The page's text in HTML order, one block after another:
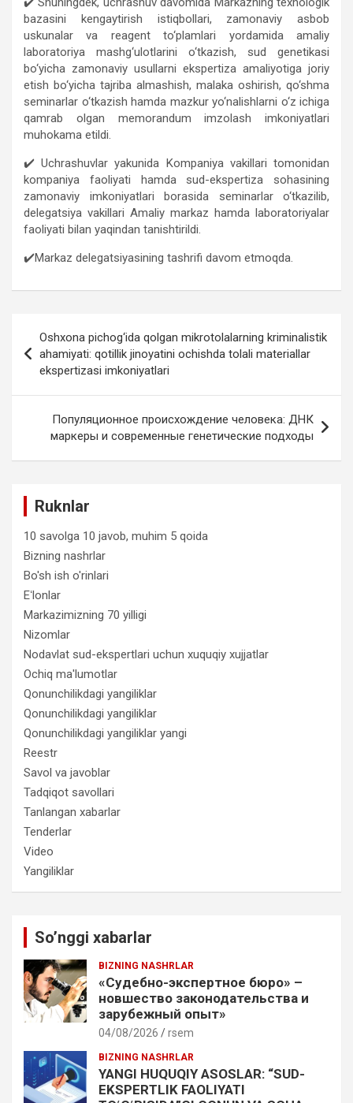
bazasini kengaytirish istiqbollari, zamonaviy asbob
uskunalar va reagent to‘plamlari yordamida amaliy
laboratoriya mashg‘ulotlarini o‘tkazish, sud genetikasi
bo‘yicha zamonaviy usullarni ekspertiza amaliyotiga joriy
etish bo‘yicha tajriba almashish, malaka oshirish, qo‘shma
seminarlar o‘tkazish hamda mazkur yo‘nalishlarni o‘z ichiga
qamrab olgan memorandum imzolash imkoniyatlari
muhokama etildi.
✔️ Uchrashuvlar yakunida Kompaniya vakillari tomonidan
kompaniya faoliyati hamda sud-ekspertiza sohasining
zamonaviy imkoniyatlari borasida seminarlar o‘tkazilib,
delegatsiya vakillari Amaliy markaz hamda laboratoriyalar
faoliyati bilan yaqindan tanishtirildi.
✔️Markaz delegatsiyasining tashrifi davom etmoqda.
navigation
Oshxona pichog‘ida qolgan mikrotolalarning kriminalistik
ahamiyati: qotillik jinoyatini ochishda tolali materiallar
ekspertizasi imkoniyatlari
Популяционное происхождение человека: ДНК
маркеры и современные генетические подходы
Ruknlar
10 savolga 10 javob, muhim 5 qoida
Bizning nashrlar
Bo'sh ish o'rinlari
Eʻlonlar
Markazimizning 70 yilligi
Nizomlar
Nodavlat sud-ekspertlari uchun xuquqiy xujjatlar
Ochiq ma'lumotlar
Qonunchilikdagi yangiliklar
Qonunchilikdagi yangiliklar
Qonunchilikdagi yangiliklar yangi
Reestr
Savol va javoblar
Tadqiqot savollari
Tanlangan xabarlar
Tenderlar
Video
Yangiliklar
So’nggi xabarlar
BIZNING NASHRLAR
«Судебно-экспертное бюро» –
новшество законодательства и
зарубежный опыт»
04/08/2026 rsem
BIZNING NASHRLAR
YANGI HUQUQIY ASOSLAR: “SUD-
EKSPERTLIK FAOLIYATI